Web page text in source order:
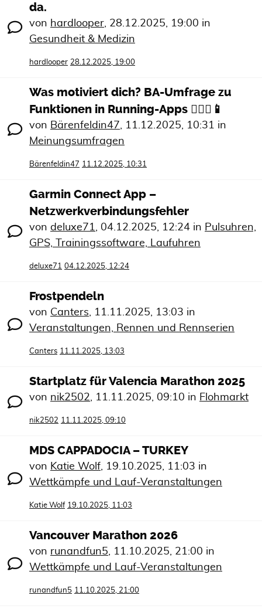
da.
von hardlooper, 28.12.2025, 19:00 in
Gesundheit & Medizin
hardlooper 28.12.2025, 19:00
Was motiviert dich? BA-Umfrage zu
Funktionen in Running-Apps 🏃🏻‍♀️📱
von Bärenfeldin47, 11.12.2025, 10:31 in
Meinungsumfragen
Bärenfeldin47 11.12.2025, 10:31
Garmin Connect App –
Netzwerkverbindungsfehler
von deluxe71, 04.12.2025, 12:24 in Pulsuhren,
GPS, Trainingssoftware, Laufuhren
deluxe71 04.12.2025, 12:24
Frostpendeln
von Canters, 11.11.2025, 13:03 in
Veranstaltungen, Rennen und Rennserien
Canters 11.11.2025, 13:03
Startplatz für Valencia Marathon 2025
von nik2502, 11.11.2025, 09:10 in Flohmarkt
nik2502 11.11.2025, 09:10
MDS CAPPADOCIA – TURKEY
von Katie Wolf, 19.10.2025, 11:03 in
Wettkämpfe und Lauf-Veranstaltungen
Katie Wolf 19.10.2025, 11:03
Vancouver Marathon 2026
von runandfun5, 11.10.2025, 21:00 in
Wettkämpfe und Lauf-Veranstaltungen
runandfun5 11.10.2025, 21:00